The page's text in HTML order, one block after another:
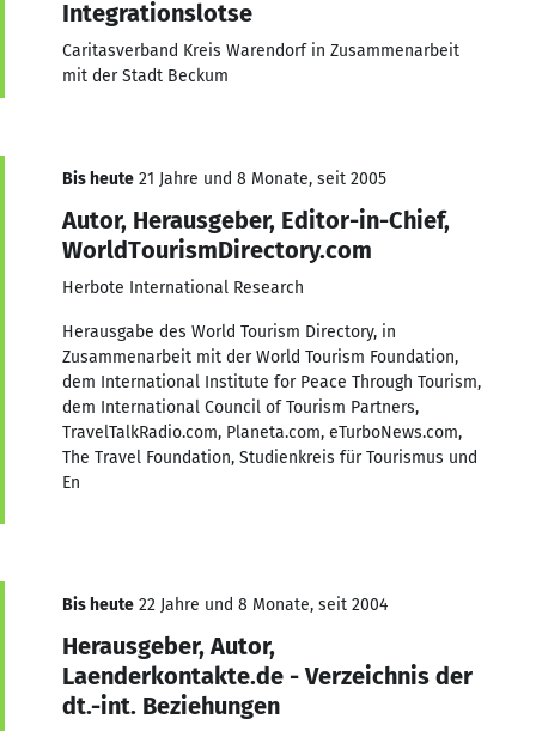
Integrationslotse
Caritasverband Kreis Warendorf in Zusammenarbeit
mit der Stadt Beckum
Bis heute 21 Jahre und 8 Monate, seit 2005
Autor, Herausgeber, Editor-in-Chief,
WorldTourismDirectory.com
Herbote International Research
Herausgabe des World Tourism Directory, in
Zusammenarbeit mit der World Tourism Foundation,
dem International Institute for Peace Through Tourism,
dem International Council of Tourism Partners,
TravelTalkRadio.com, Planeta.com, eTurboNews.com,
The Travel Foundation, Studienkreis für Tourismus und
En
Bis heute 22 Jahre und 8 Monate, seit 2004
Herausgeber, Autor,
Laenderkontakte.de - Verzeichnis der
dt.-int. Beziehungen